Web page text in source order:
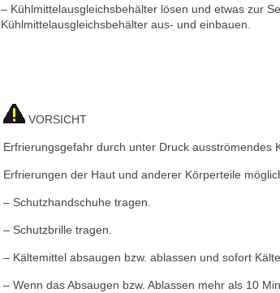
– Kühlmittelausgleichsbehälter lösen und etwas zur
Kühlmittelausgleichsbehälter aus- und einbauen.
VORSICHT
Erfrierungsgefahr durch unter Druck ausströmendes
Erfrierungen der Haut und anderer Körperteile
– Schutzhandschuhe tragen.
– Schutzbrille tragen.
– Kältemittel absaugen bzw. ablassen und sofort
– Wenn das Absaugen bzw. Ablassen mehr als 10